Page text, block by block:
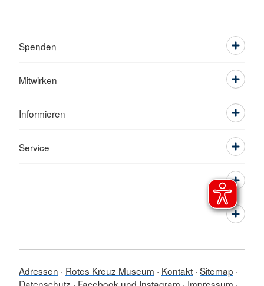
Spenden
Mitwirken
Informieren
Service
Adressen Rotes Kreuz Museum Kontakt Sitemap